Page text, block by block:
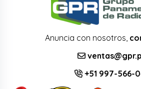
Anuncia con nosotros,
+51 997-566-